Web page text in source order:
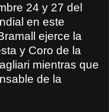
24 y 27 del
en este
ejerce la
y Coro de la
mientras que
de la